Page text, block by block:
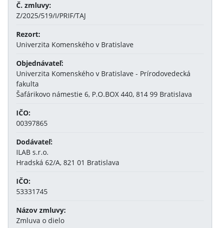
Č. zmluvy:
Z/2025/519/I/PRIF/TAJ
Rezort:
Univerzita Komenského v Bratislave
Objednávateľ:
Univerzita Komenského v Bratislave - Prírodovedecká
fakulta
Šafárikovo námestie 6, P.O.BOX 440, 814 99 Bratislava
IČO:
00397865
Dodávateľ:
ILAB s.r.o.
Hradská 62/A, 821 01 Bratislava
IČO:
53331745
Názov zmluvy:
Zmluva o dielo